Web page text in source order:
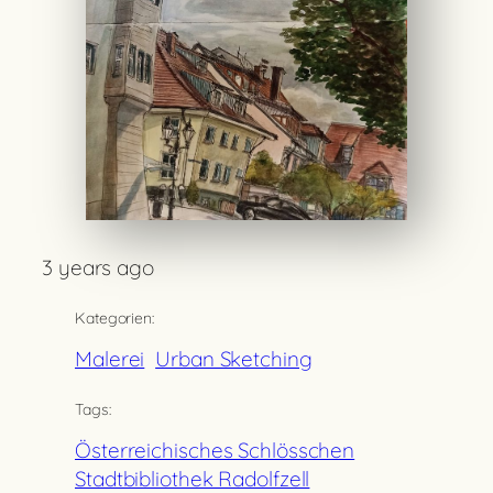
3 years ago
Kategorien:
Malerei Urban Sketching
Tags:
Österreichisches Schlösschen
Stadtbibliothek Radolfzell